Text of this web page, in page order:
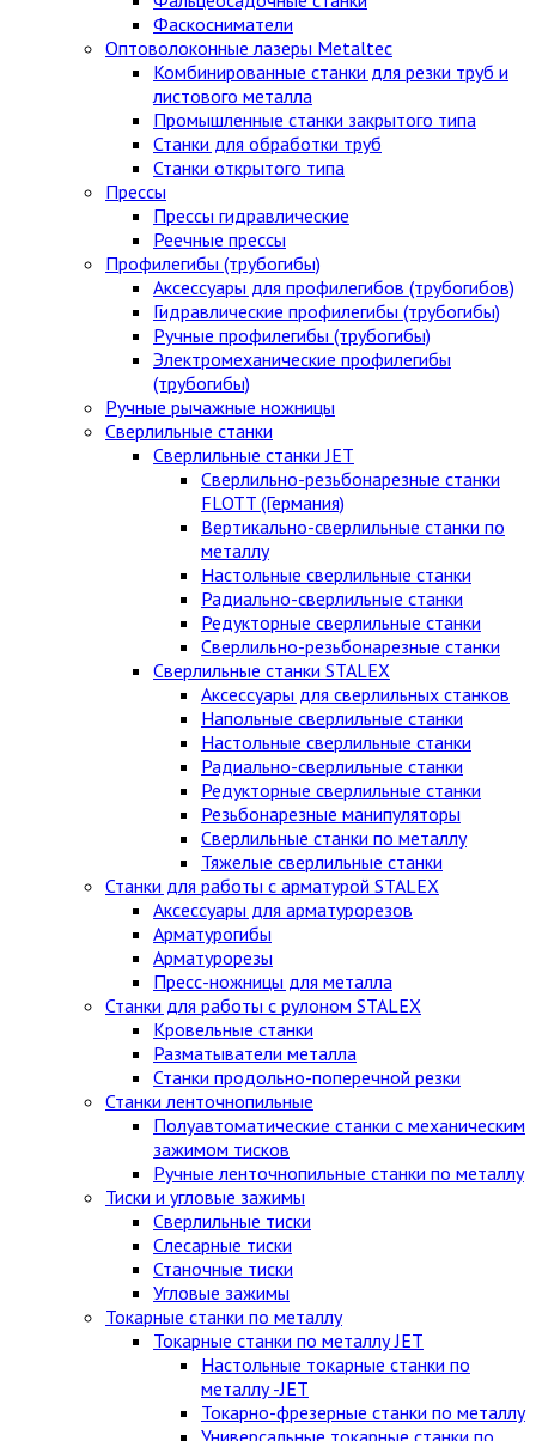
Фаскосниматели
Оптоволоконные лазеры Metaltec
Комбинированные станки для резки труб и
листового металла
Промышленные станки закрытого типа
Станки для обработки труб
Станки открытого типа
Прессы
Прессы гидравлические
Реечные прессы
Профилегибы (трубогибы)
Аксессуары для профилегибов (трубогибов)
Гидравлические профилегибы (трубогибы)
Ручные профилегибы (трубогибы)
Электромеханические профилегибы
(трубогибы)
Ручные рычажные ножницы
Сверлильные станки
Сверлильные станки JET
Сверлильно-резьбонарезные станки
FLOTT (Германия)
Вертикально-сверлильные станки по
металлу
Настольные сверлильные станки
Радиально-сверлильные станки
Редукторные сверлильные станки
Сверлильно-резьбонарезные станки
Сверлильные станки STALEX
Аксессуары для сверлильных станков
Напольные сверлильные станки
Настольные сверлильные станки
Радиально-сверлильные станки
Редукторные сверлильные станки
Резьбонарезные манипуляторы
Сверлильные станки по металлу
Тяжелые сверлильные станки
Станки для работы с арматурой STALEX
Аксессуары для арматурорезов
Арматурогибы
Арматурорезы
Пресс-ножницы для металла
Станки для работы с рулоном STALEX
Кровельные станки
Разматыватели металла
Станки продольно-поперечной резки
Станки ленточнопильные
Полуавтоматические станки с механическим
зажимом тисков
Ручные ленточнопильные станки по металлу
Тиски и угловые зажимы
Сверлильные тиски
Слесарные тиски
Станочные тиски
Угловые зажимы
Токарные станки по металлу
Токарные станки по металлу JET
Настольные токарные станки по
металлу -JET
Токарно-фрезерные станки по металлу
Универсальные токарные станки по